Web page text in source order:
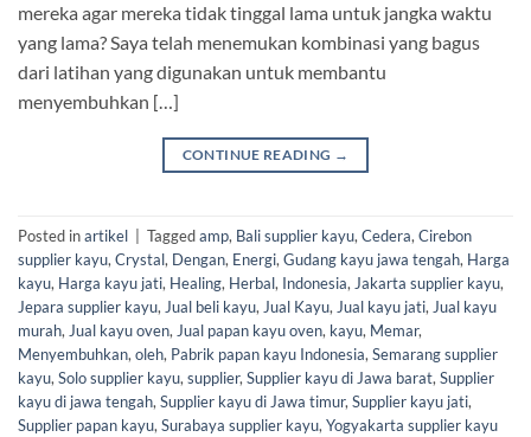
mereka agar mereka tidak tinggal lama untuk jangka waktu
yang lama? Saya telah menemukan kombinasi yang bagus
dari latihan yang digunakan untuk membantu
menyembuhkan […]
CONTINUE READING →
Posted inartikel Taggedamp, Bali supplier kayu, Cedera, Cirebon
supplier kayu, Crystal, Dengan, Energi, Gudang kayu jawa tengah, Harga
kayu, Harga kayu jati, Healing, Herbal, Indonesia, Jakarta supplier kayu,
Jepara supplier kayu, Jual beli kayu, Jual Kayu, Jual kayu jati, Jual kayu
murah, Jual kayu oven, Jual papan kayu oven, kayu, Memar,
Menyembuhkan, oleh, Pabrik papan kayu Indonesia, Semarang supplier
kayu, Solo supplier kayu, supplier, Supplier kayu di Jawa barat, Supplier
kayu di jawa tengah, Supplier kayu di Jawa timur, Supplier kayu jati,
Supplier papan kayu, Surabaya supplier kayu, Yogyakarta supplier kayu